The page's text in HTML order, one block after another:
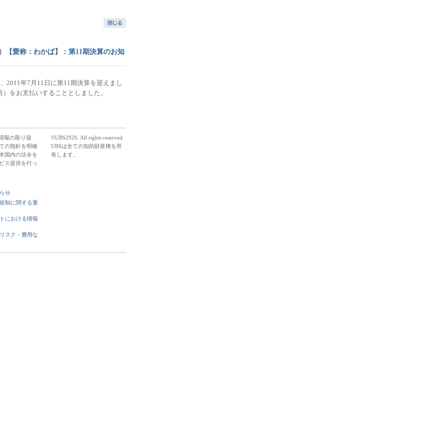
【愛称：わかば】：第11期決算のお知
2011年7月11日に第11期決算を迎えまし
をお支払いすることとしました。
報の取り扱
の指針を明確
国内の法令を
ス提供を行っ
せ
制に関する重
における情報
スク・費用な
©UBS2026. All rights reserved.
UBSは全ての知的財産権を所
有します。